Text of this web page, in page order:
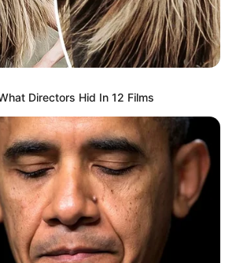
CARGAR MÁS
POR LLUVIAS
VIA AL LLANO
METRO DE MEDELLÍN
CORTES DE AGUA
NIÑO
Directors Hid In 12 Films